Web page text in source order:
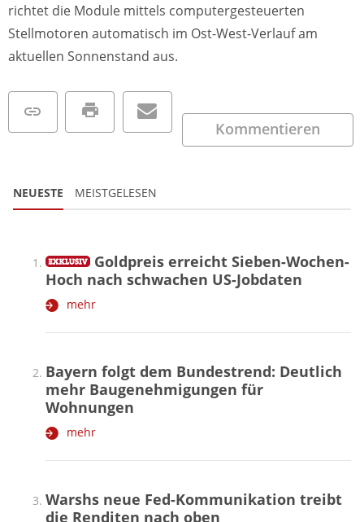
richtet die Module mittels computergesteuerten
Stellmotoren automatisch im Ost-West-Verlauf am
aktuellen Sonnenstand aus.
Kommentieren
NEUESTE MEISTGELESEN
Goldpreis erreicht Sieben-Wochen-
Hoch nach schwachen US-Jobdaten
mehr
Bayern folgt dem Bundestrend: Deutlich
mehr Baugenehmigungen für
Wohnungen
mehr
Warshs neue Fed-Kommunikation treibt
die Renditen nach oben